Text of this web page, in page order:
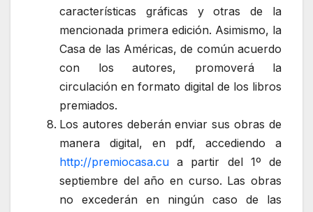
características gráficas y otras de la
mencionada primera edición. Asimismo, la
Casa de las Américas, de común acuerdo
con los autores, promoverá la
circulación en formato digital de los libros
premiados.
Los autores deberán enviar sus obras de
manera digital, en pdf, accediendo a
http://premiocasa.cu a partir del 1º de
septiembre del año en curso. Las obras
no excederán en ningún caso de las